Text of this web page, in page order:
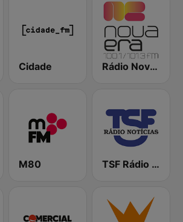
Cidade Rádio Nova Era
M80 TSF Rádio Notícias